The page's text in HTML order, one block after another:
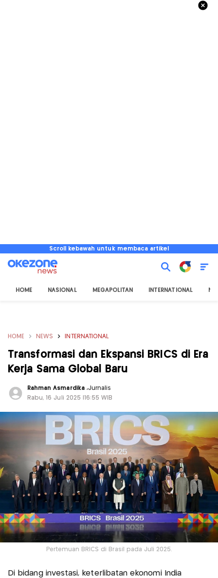
Scroll kebawah untuk membaca artikel
HOME NASIONAL MEGAPOLITAN INTERNATIONAL
HOME NEWS INTERNATIONAL
Transformasi dan Ekspansi BRICS di Era
Kerja Sama Global Baru
Rahman Asmardika ,Jurnalis
Rabu, 16 Juli 2025 |16:55 WIB
Pertemuan BRICS di Brasil pada Juli 2025.
Di bidang investasi, keterlibatan ekonomi India